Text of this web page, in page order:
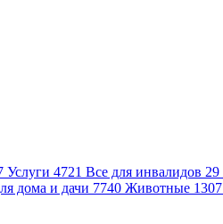
Услуги 4721 Все для инвалидов 29
дома и дачи 7740 Животные 1307